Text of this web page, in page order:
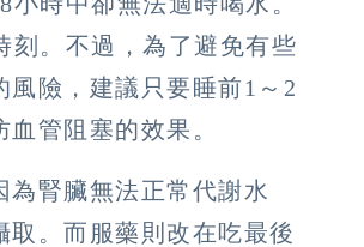
刻。不過，為了避免有些
險，建議只要睡前1～2
管阻塞的效果。
腎臟無法正常代謝水
。而服藥則改在吃最後